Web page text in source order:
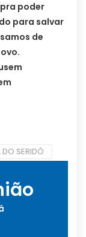
poder
para salvar
de
DO SERIDÓ